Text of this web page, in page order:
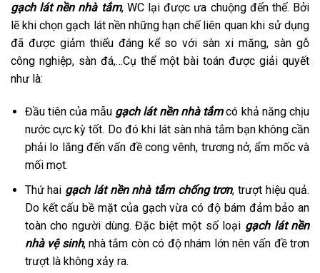
gạch lát nền nhà tắm, WC lại được ưa chuộng đến thế. Bởi
lẽ khi chọn gạch lát nền những hạn chế liên quan khi sử dụng
đã được giảm thiểu đáng kể so với sàn xi măng, sàn gỗ
công nghiệp, sàn đá,…Cụ thể một bài toán được giải quyết
như là:
Đầu tiên của mẫu gạch lát nền nhà tắmcó khả năng chịu
nước cực kỳ tốt. Do đó khi lát sàn nhà tắm bạn không cần
phải lo lắng đến vấn đề cong vênh, trương nở, ẩm mốc và
mối mọt.
Thứ hai gạch lát nền nhà tắm chống trơn, trượt hiệu quả.
Do kết cấu bề mặt của gạch vừa có độ bám đảm bảo an
toàn cho người dùng. Đặc biệt một số loại gạch lát nền
nhà vệ sinh, nhà tắm còn có độ nhám lớn nên vấn đề trơn
trượt là không xảy ra.